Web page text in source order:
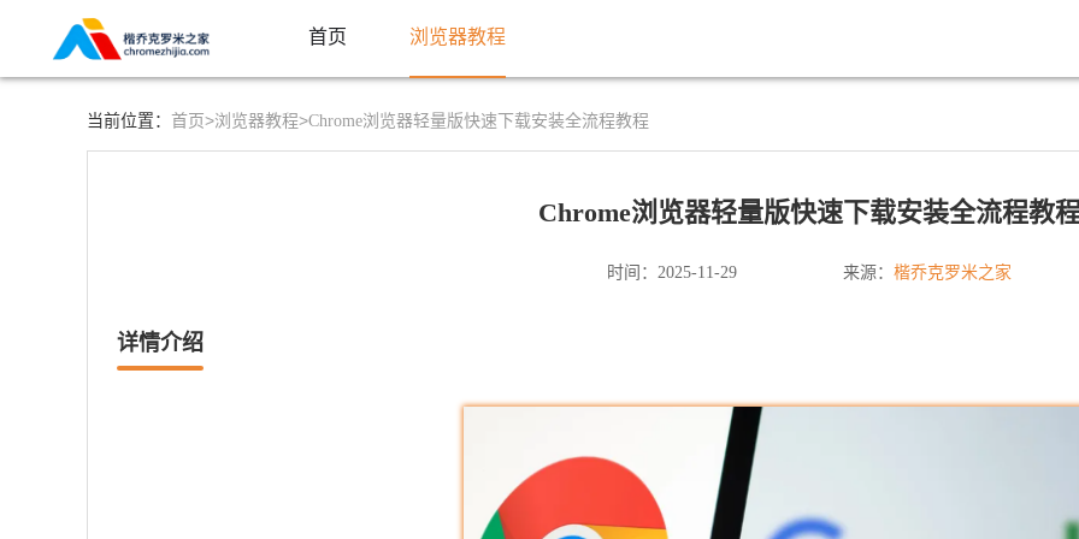
首页 浏览器教程
当前位置： 首页>浏览器教程>Chrome浏览器轻量版快速下载安装全流程教程
Chrome浏览器轻量版快速下载安装全流程教
时间：2025-11-29 来源： 楷乔克罗米之家
详情介绍